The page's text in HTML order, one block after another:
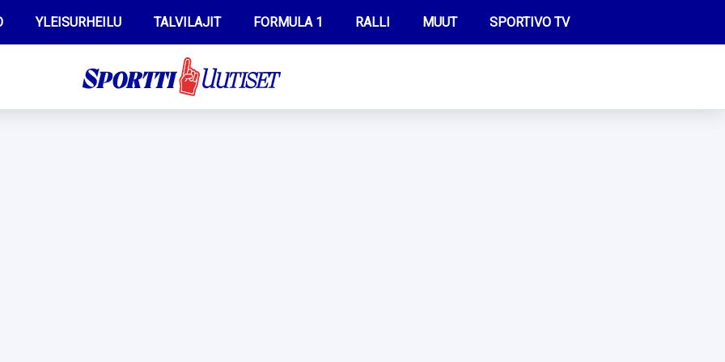
YLEISURHEILU TALVILAJIT FORMULA 1 RALLI MUUT SPORTIVO TV